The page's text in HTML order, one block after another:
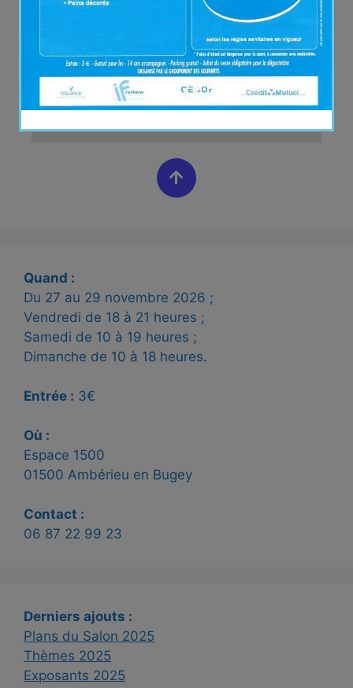
Quand :
Du 27 au 29 novembre 2026 ;
Vendredi de 18 à 21 heures ;
Samedi de 10 à 19 heures ;
Dimanche de 10 à 18 heures.
Entrée : 3€
Où :
Espace 1500
01500 Ambérieu en Bugey
Contact :
06 87 22 99 23
Derniers ajouts :
Plans du Salon 2025
Thèmes 2025
Exposants 2025